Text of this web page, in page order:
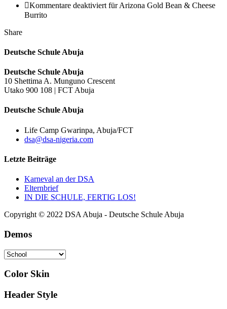
Kommentare deaktiviert für Arizona Gold Bean & Cheese
Burrito
Share
Deutsche Schule Abuja
Deutsche Schule Abuja
10 Shettima A. Munguno Crescent
Utako 900 108 | FCT Abuja
Deutsche Schule Abuja
Life Camp Gwarinpa, Abuja/FCT
dsa@dsa-nigeria.com
Letzte Beiträge
Karneval an der DSA
Elternbrief
IN DIE SCHULE, FERTIG LOS!
Copyright © 2022 DSA Abuja - Deutsche Schule Abuja
Demos
Color Skin
Header Style